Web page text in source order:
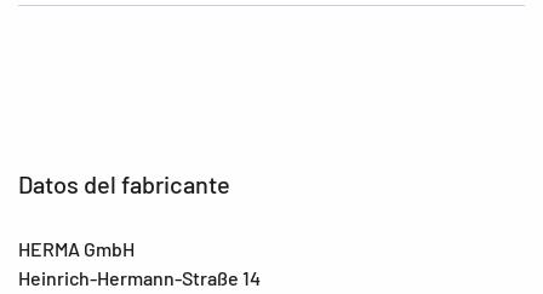
Datos del fabricante
HERMA GmbH
Heinrich-Hermann-Straße 14